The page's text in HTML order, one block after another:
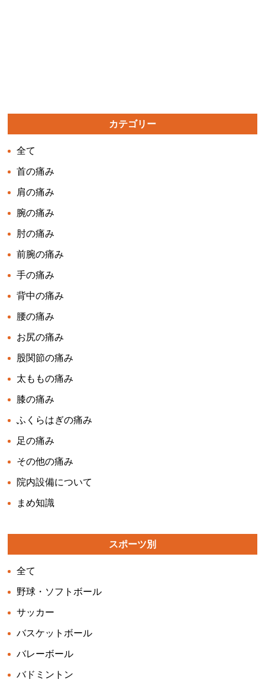
カテゴリー
全て
首の痛み
肩の痛み
腕の痛み
肘の痛み
前腕の痛み
手の痛み
背中の痛み
腰の痛み
お尻の痛み
股関節の痛み
太ももの痛み
膝の痛み
ふくらはぎの痛み
足の痛み
その他の痛み
院内設備について
まめ知識
スポーツ別
全て
野球・ソフトボール
サッカー
バスケットボール
バレーボール
バドミントン